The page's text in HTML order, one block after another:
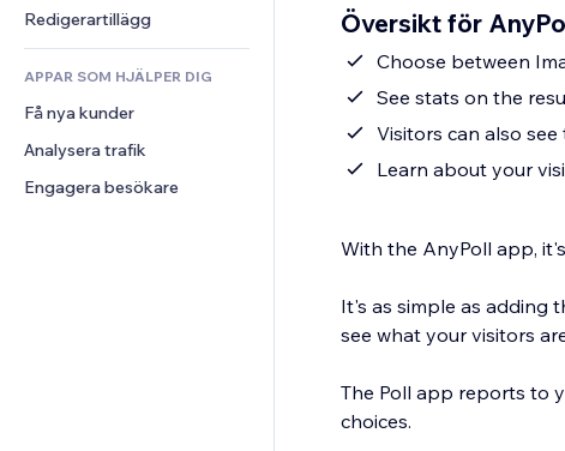
Mat och dryck
Kalkylatorer
Sök
Väder
Diagram och tabeller
Community
Omdömen och recensioner
CRM
Redigerartillägg
APPAR SOM HJÄLPER DIG
Få nya kunder
Analysera trafik
Engagera besökare
Översikt för
Choose between
See stats on the
Visitors can also see
Learn about your
With the AnyPoll app,
It's as simple as adding
see what your visitors
The Poll app reports to
choices.